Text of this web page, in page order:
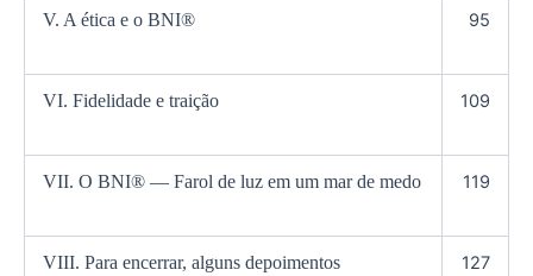
V. A ética e o BNI® 95
VI. Fidelidade e traição 109
VII. O BNI® — Farol de luz em um mar de medo 119
VIII. Para encerrar, alguns depoimentos 127